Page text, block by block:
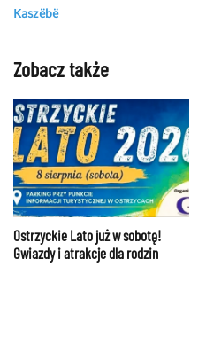
Kaszëbë
Zobacz także
Ostrzyckie Lato już w sobotę!
Gwiazdy i atrakcje dla rodzin